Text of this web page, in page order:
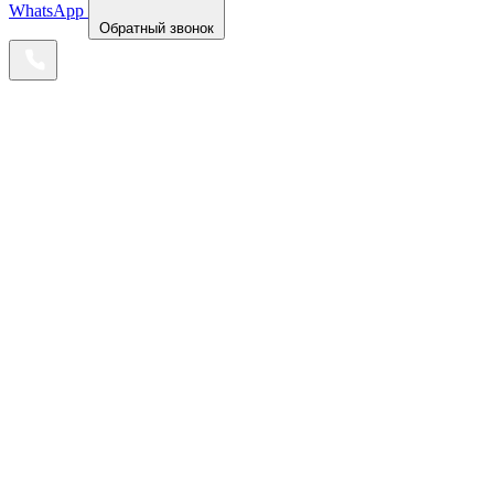
WhatsApp
Обратный звонок